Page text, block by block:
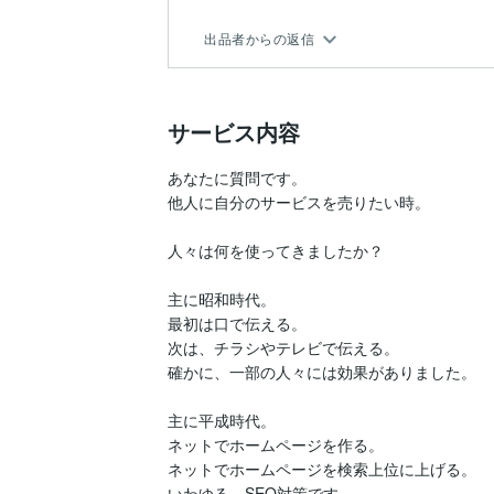
出品者からの返信
サービス内容
あなたに質問です。
他人に自分のサービスを売りたい時。
人々は何を使ってきましたか？
主に昭和時代。
最初は口で伝える。
次は、チラシやテレビで伝える。
確かに、一部の人々には効果がありました。
主に平成時代。
ネットでホームページを作る。
ネットでホームページを検索上位に上げる。